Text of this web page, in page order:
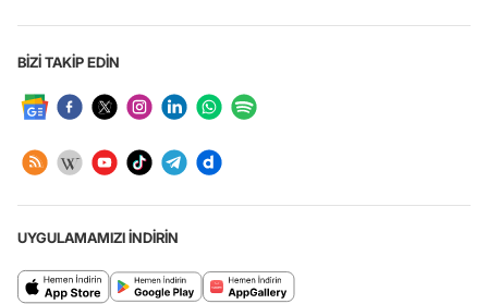
BİZİ TAKİP EDİN
UYGULAMAMIZI İNDİRİN